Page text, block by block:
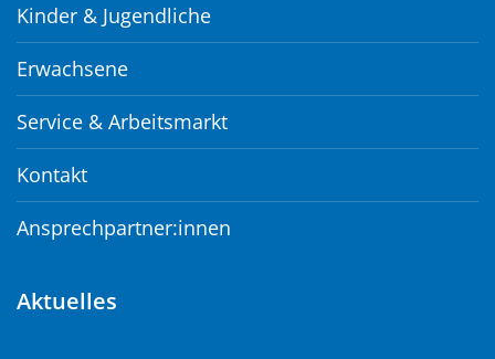
Kinder & Jugendliche
Erwachsene
Service & Arbeitsmarkt
Kontakt
Ansprechpartner:innen
Aktuelles